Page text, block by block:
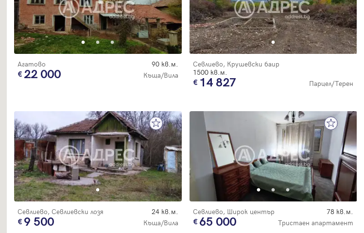
Агатово 90 кв.м.
22 000 Къща/Вила
Севлиево, Крушевски баир
1500 кв.м.
14 827 Парцел/Терен
Севлиево, Севлиевски лозя 24 кв.м.
9 500 Къща/Вила
Севлиево, Широк център 78 кв.м.
65 000 Тристаен апартамент